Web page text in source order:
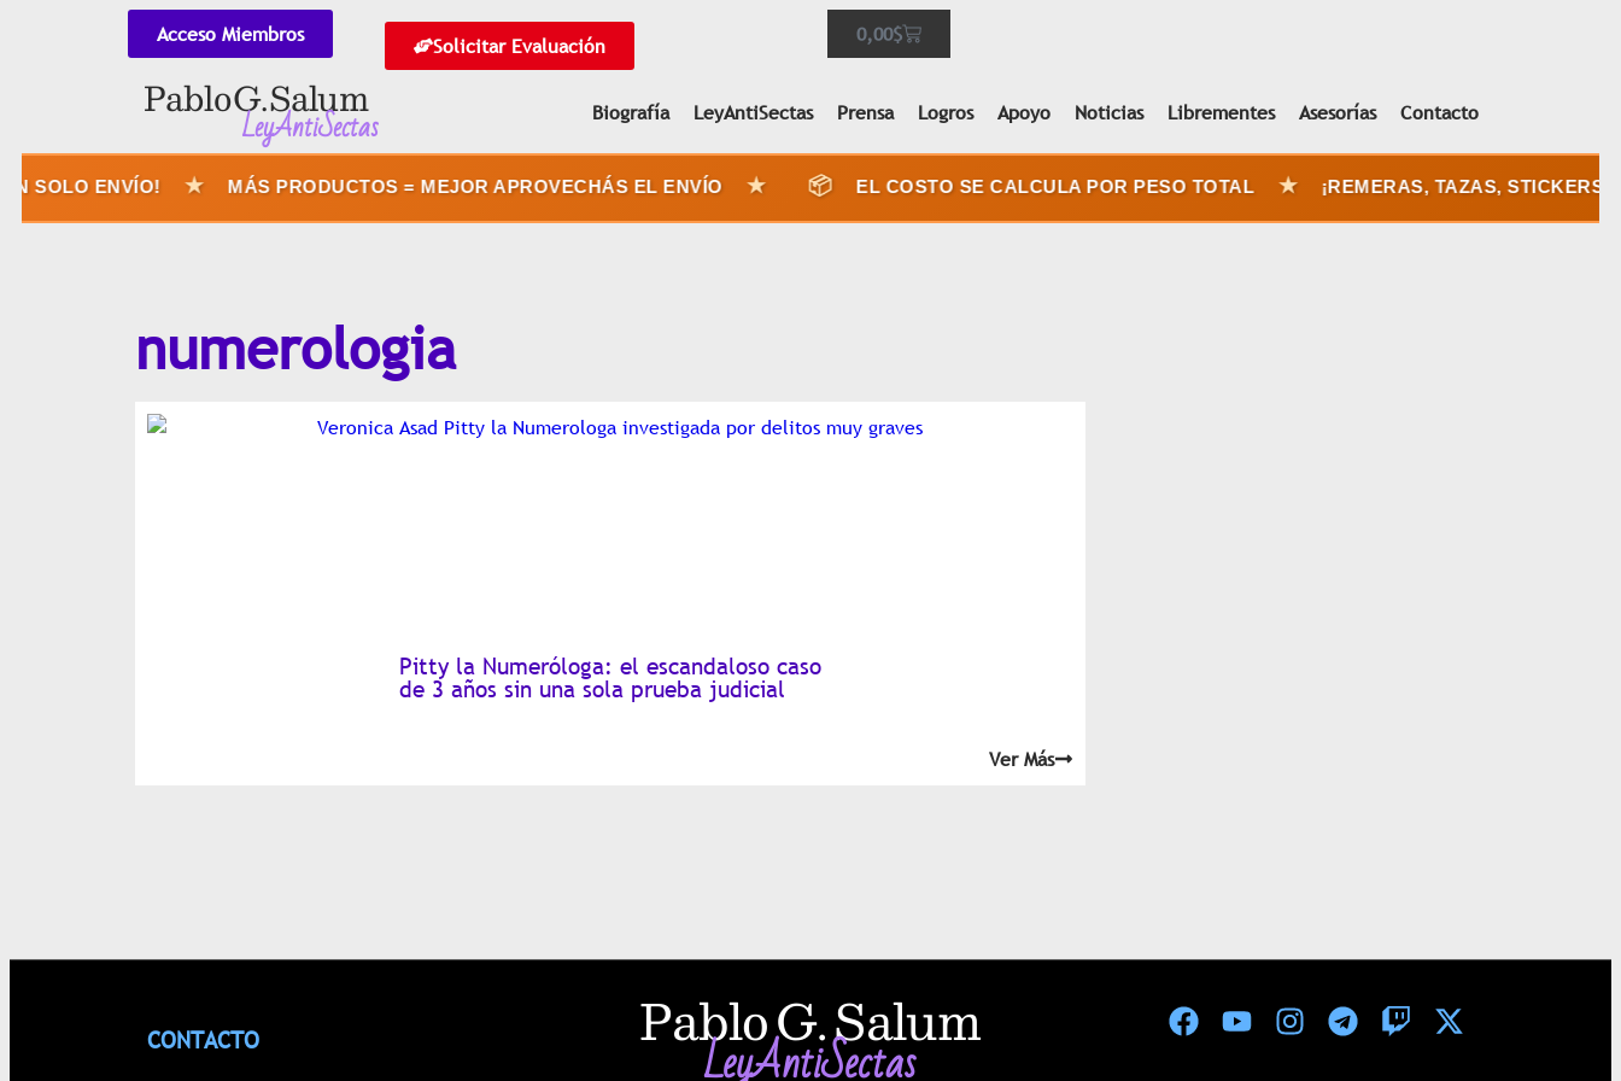
Acceso Miembros Solicitar Evaluación 0,00$
Pablo G. Salum
LeyAntiSectas Biografía LeyAntiSectas Prensa Logros Apoyo Noticias Librementes Asesorías Contacto
SOLO ENVÍO! ★ MÁS PRODUCTOS = MEJOR APROVECHÁS EL ENVÍO ★ 📦 EL COSTO SE CALCULA POR PESO TOTAL ¡REMERAS, TAZAS, STICKERS Y
numerologia
Pitty la Numeróloga: el escandaloso caso
de 3 años sin una sola prueba judicial
Ver Más
CONTACTO Pablo G. Salum
LeyAntiSectas